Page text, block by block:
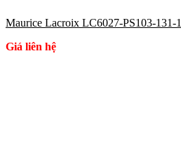
Maurice Lacroix LC6027-PS103-131-
Giá liên hệ